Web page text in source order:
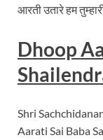
आरती उतारे हम
Dhoop
Shri
Aarati Sai Baba